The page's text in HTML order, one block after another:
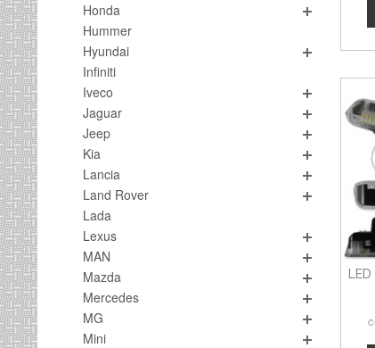
Honda
Hummer
Hyundai
Infiniti
Iveco
Jaguar
Jeep
Kia
Lancia
Land Rover
Lada
Lexus
MAN
Mazda
Mercedes
MG
Mini